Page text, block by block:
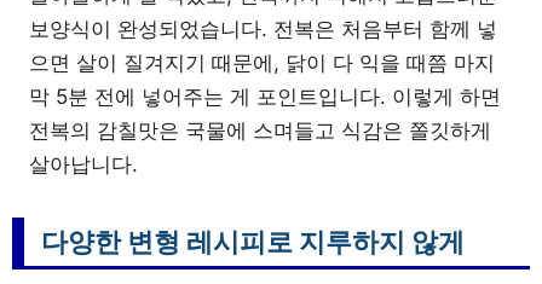
보양식이 완성되었습니다. 전복은 처음부터 함께 넣
으면 살이 질겨지기 때문에, 닭이 다 익을 때쯤 마지
막 5분 전에 넣어주는 게 포인트입니다. 이렇게 하면
전복의 감칠맛은 국물에 스며들고 식감은 쫄깃하게
살아납니다.
다양한 변형 레시피로 지루하지 않게